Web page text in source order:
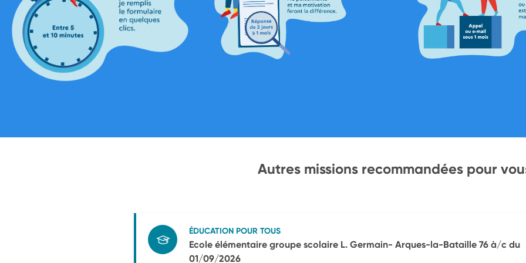
Autres missions recommandées pour
ÉDUCATION POUR TOUS
Ecole élémentaire groupe scolaire L. Germain- Arques-la-Bataille 76 à/c du
01/09/2026